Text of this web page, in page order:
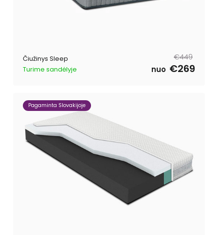
Čiužinys Sleep
Turime sandėlyje
Reguliari
kaina
€449
Išpardavimo
kaina
nuo €269
Pagaminta Slovakijoje